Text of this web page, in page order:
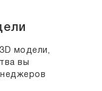
модели,
вы